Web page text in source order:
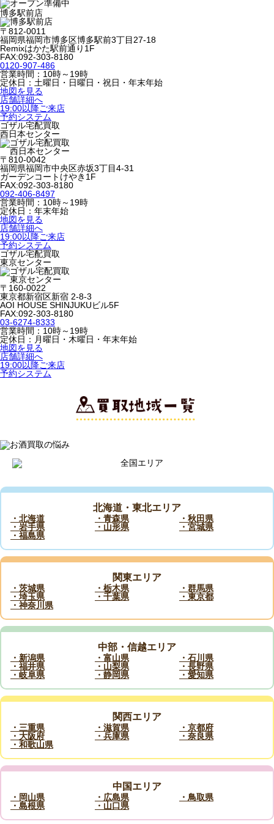
博多駅前店
〒812-0011
福岡県福岡市博多区博多駅前3丁目27-18
Remixはかた駅前通り1F
FAX:092-303-8180
0120-907-486
営業時間：10時～19時
定休日：土曜日・日曜日・祝日・年末年始
地図を見る
店舗詳細へ
19:00以降ご来店
予約システム
ゴザル宅配買取
西日本センター
〒810-0042
福岡県福岡市中央区赤坂3丁目4-31
ガーデンコートけやき1F
FAX:092-303-8180
092-406-8497
営業時間：10時～19時
定休日：年末年始
地図を見る
店舗詳細へ
19:00以降ご来店
予約システム
ゴザル宅配買取
東京センター
〒160-0022
東京都新宿区新宿 2-8-3
AOI HOUSE SHINJUKUビル5F
FAX:092-303-8180
03-6274-8333
営業時間：10時～19時
定休日：月曜日・木曜日・年末年始
地図を見る
店舗詳細へ
19:00以降ご来店
予約システム
北海道・東北エリア
・北海道 ・青森県
・秋田県
・岩手県
・山形県
・宮城県
・福島県
関東エリア
・茨城県 ・栃木県
・群馬県
・埼玉県
・千葉県
・東京都
・神奈川県
中部・信越エリア
・新潟県 ・富山県
・石川県
・福井県
・山梨県
・長野県
・岐阜県
・静岡県 ・愛知県
関西エリア
・三重県 ・滋賀県
・京都府
・大阪府
・兵庫県
・奈良県
・和歌山県
中国エリア
・岡山県 ・広島県
・鳥取県
・島根県
・山口県